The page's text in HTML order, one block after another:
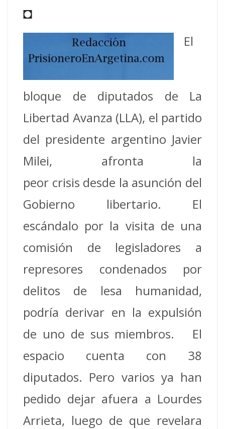
◘
El
bloque de diputados de La
Libertad Avanza (LLA), el partido
del presidente argentino Javier
Milei, afronta la
peor crisis desde la asunción del
Gobierno libertario. El
escándalo por la visita de una
comisión de legisladores a
represores condenados por
delitos de lesa humanidad,
podría derivar en la expulsión
de uno de sus miembros. El
espacio cuenta con 38
diputados. Pero varios ya han
pedido dejar afuera a Lourdes
Arrieta, luego de que revelara